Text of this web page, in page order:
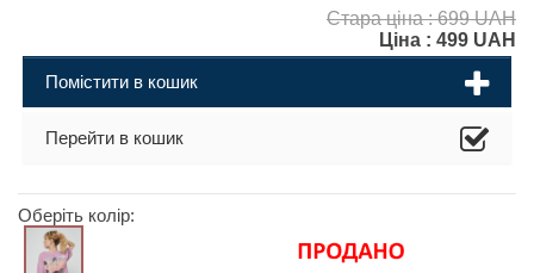
Стара ціна : 699 UAH
Ціна : 499 UAH
Помістити в кошик
Перейти в кошик
Оберіть колір: